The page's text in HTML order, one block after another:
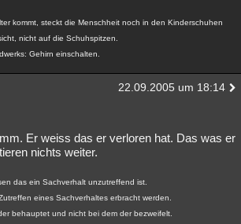
kommt, steckt die Menschheit noch in den Kinderschuhen
nicht auf die Schuhspitzen.
Gehirn einschalten.
22.09.2005 um 18:14
Er weiss das er verloren hat. Das was er
nichts weiter.
das ein Sachverhalt unzutreffend ist.
eines Sachverhaltes erbracht werden.
behauptet und nicht bei dem der bezweifelt.